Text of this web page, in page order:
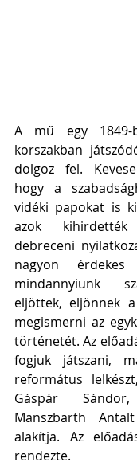
A mű egy 1849-
korszakban
dolgoz fel.
hogy a
vidéki papokat is
azok
debreceni
nagyon
mindannyiunk
eljöttek, eljönnek
megismerni az
történetét. Az
fogjuk játszani,
református
Gáspár
Manszbarth
alakítja. Az
rendezte.